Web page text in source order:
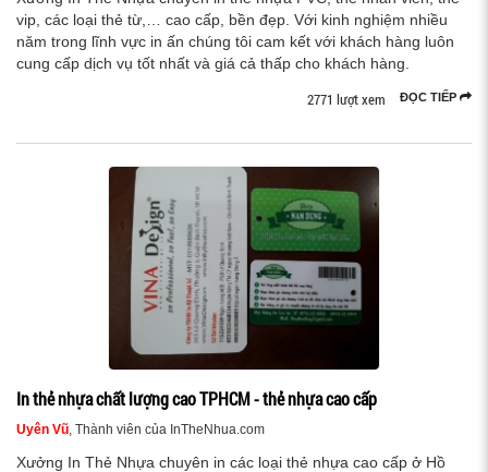
vip, các loại thẻ từ,… cao cấp, bền đẹp. Với kinh nghiệm nhiều
năm trong lĩnh vực in ấn chúng tôi cam kết với khách hàng luôn
cung cấp dịch vụ tốt nhất và giá cả thấp cho khách hàng.
ĐỌC TIẾP
2771 lượt xem
In thẻ nhựa chất lượng cao TPHCM - thẻ nhựa cao cấp
Uyên Vũ, Thành viên của InTheNhua.com
Xưởng In Thẻ Nhựa chuyên in các loại thẻ nhựa cao cấp ở Hồ